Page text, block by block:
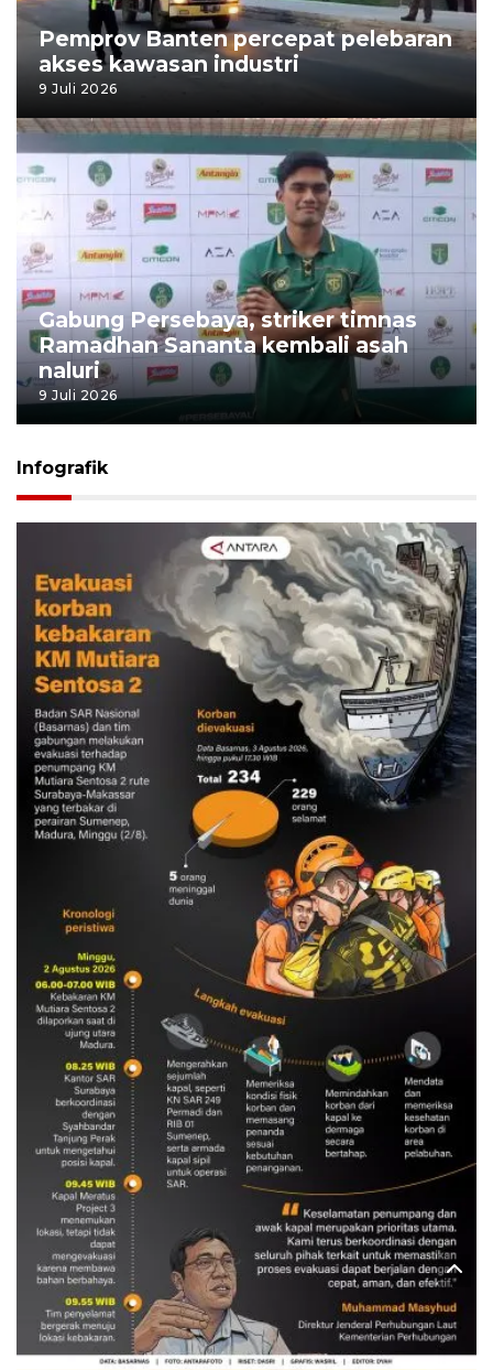
Pemprov Banten percepat pelebaran
akses kawasan industri
9 Juli 2026
Gabung Persebaya, striker timnas
Ramadhan Sananta kembali asah
naluri
9 Juli 2026
Infografik
Evakuasi korban kebakaran KM
Mutiara Sentosa 2
3 Agustus 2026